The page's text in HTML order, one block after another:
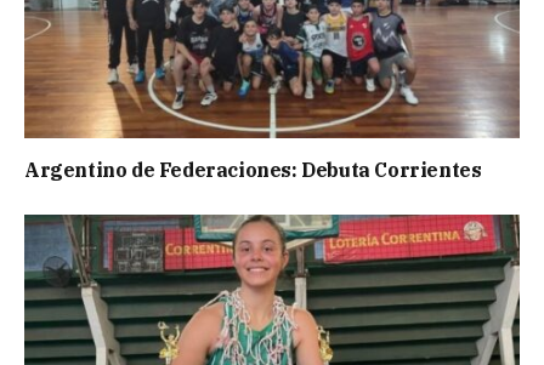
Argentino de Federaciones: Debuta Corrientes